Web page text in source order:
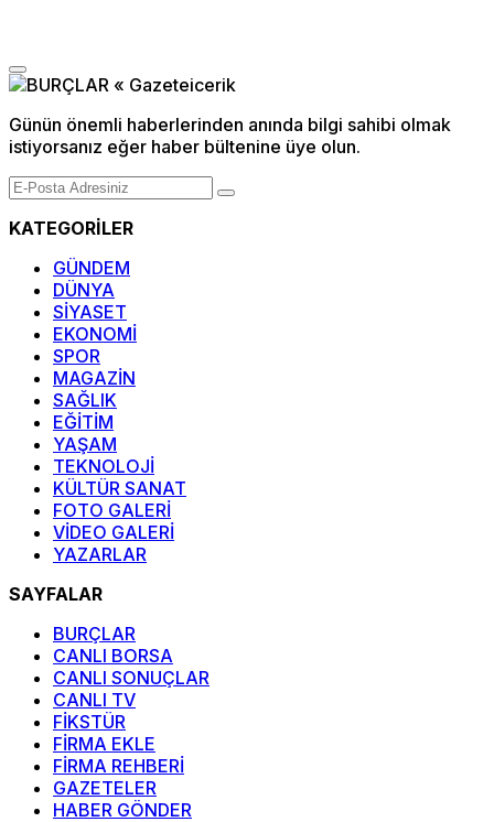
Günün önemli haberlerinden anında bilgi sahibi olmak
istiyorsanız eğer haber bültenine üye olun.
KATEGORİLER
GÜNDEM
DÜNYA
SİYASET
EKONOMİ
SPOR
MAGAZİN
SAĞLIK
EĞİTİM
YAŞAM
TEKNOLOJİ
KÜLTÜR SANAT
FOTO GALERİ
VİDEO GALERİ
YAZARLAR
SAYFALAR
BURÇLAR
CANLI BORSA
CANLI SONUÇLAR
CANLI TV
FİKSTÜR
FİRMA EKLE
FİRMA REHBERİ
GAZETELER
HABER GÖNDER